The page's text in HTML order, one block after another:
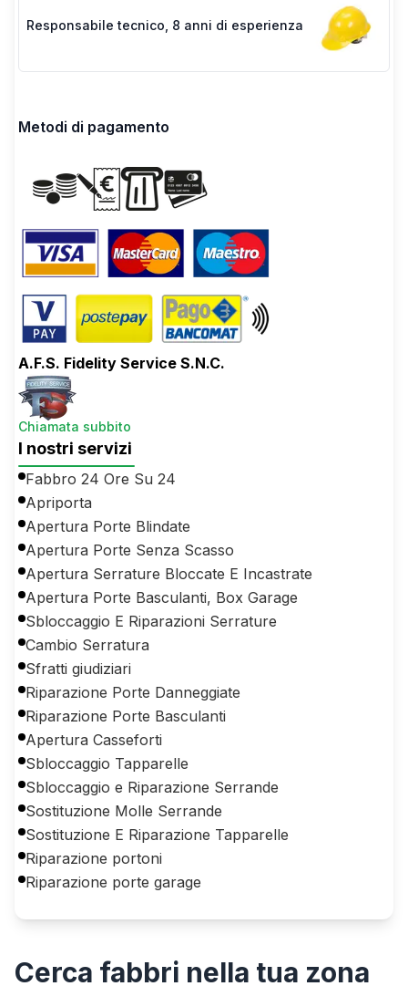
Responsabile tecnico 8 anni di esperienza
Metodi di pagamento
A.F.S. Fidelity Service S.N.C.
Chiamata subbito
I nostri servizi
Fabbro 24 Ore Su 24
Apriporta
Apertura Porte Blindate
Apertura Porte Senza Scasso
Apertura Serrature Bloccate E Incastrate
Apertura Porte Basculanti, Box Garage
Sbloccaggio E Riparazioni Serrature
Cambio Serratura
Sfratti giudiziari
Riparazione Porte Danneggiate
Riparazione Porte Basculanti
Apertura Casseforti
Sbloccaggio Tapparelle
Sbloccaggio e Riparazione Serrande
Sostituzione Molle Serrande
Sostituzione E Riparazione Tapparelle
Riparazione portoni
Riparazione porte garage
Cerca fabbri nella tua zona